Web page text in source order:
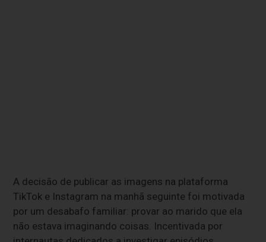
A decisão de publicar as imagens na plataforma
TikTok e Instagram na manhã seguinte foi motivada
por um desabafo familiar: provar ao marido que ela
não estava imaginando coisas. Incentivada por